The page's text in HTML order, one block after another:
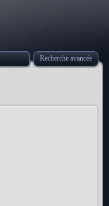
Recherche avancée